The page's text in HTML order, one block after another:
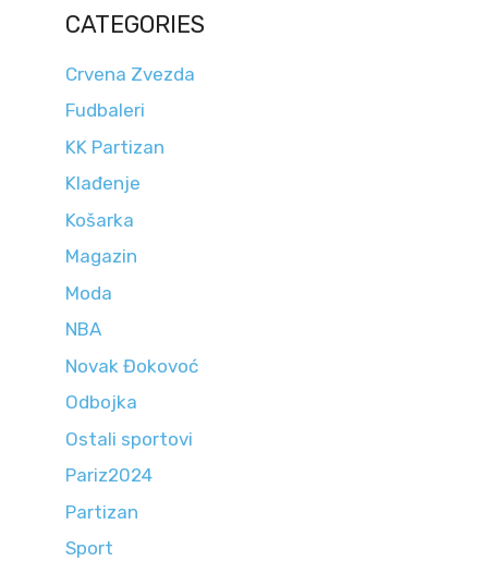
CATEGORIES
Crvena Zvezda
Fudbaleri
KK Partizan
Klađenje
Košarka
Magazin
Moda
NBA
Novak Đokovoć
Odbojka
Ostali sportovi
Pariz2024
Partizan
Sport